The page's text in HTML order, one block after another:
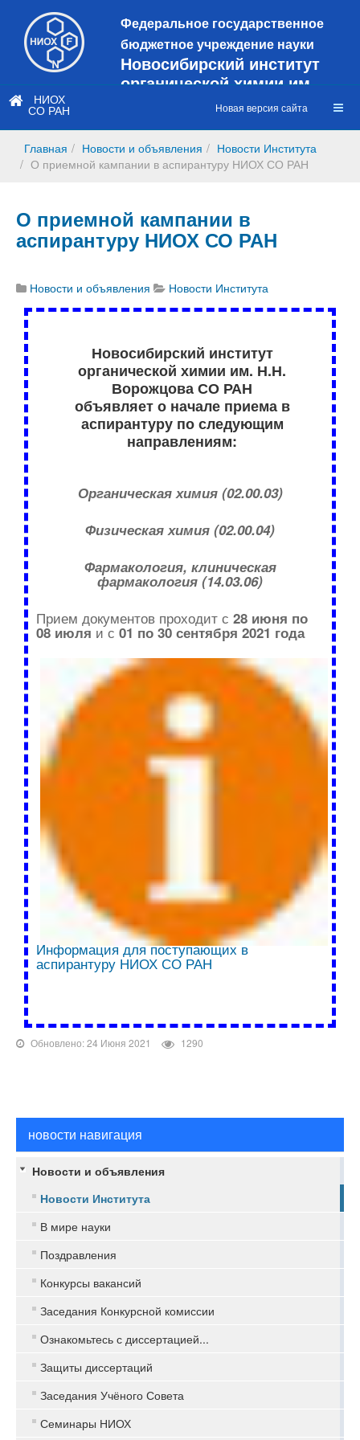
Федеральное государственное
бюджетное учреждение науки
Новосибирский институт
органической химии им.
Н.Н. Ворожцова
сайт
https://web3.nioch.nsc.ru/nioch/
НИОХ
СО РАН Новая версия сайта
Главная Новости и объявления
Новости Института
О приемной кампании в аспирантуру НИОХ СО РАН
О приемной кампании в
аспирантуру НИОХ СО РАН
Новости и объявления Новости Института
Новосибирский институт
органической химии им. Н.Н.
Ворожцова СО РАН
объявляет о начале приема в
аспирантуру по следующим
направлениям:
Органическая химия (02.00.03)
Физическая химия (02.00.04)
Фармакология, клиническая
фармакология (14.03.06)
Прием документов проходит с 28 июня по
08 июля и с 01 по 30 сентября 2021 года
Информация для поступающих в
аспирантуру НИОХ СО РАН
Обновлено: 24 Июня 2021 1290
новости навигация
Новости и объявления
Новости Института
В мире науки
Поздравления
Конкурсы вакансий
Заседания Конкурсной комиссии
Ознакомьтесь с диссертацией...
Защиты диссертаций
Заседания Учёного Совета
Семинары НИОХ